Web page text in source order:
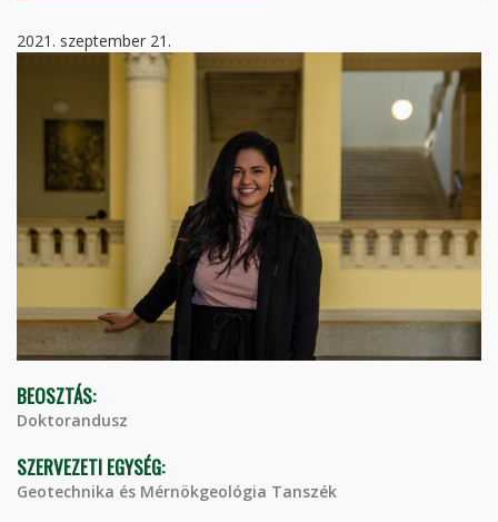
2021. szeptember 21.
BEOSZTÁS:
Doktorandusz
SZERVEZETI EGYSÉG:
Geotechnika és Mérnökgeológia Tanszék